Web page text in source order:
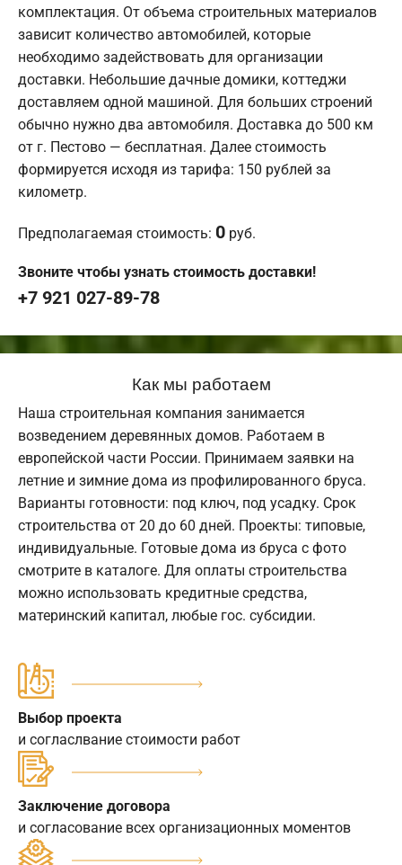
комплектация. От объема строительных материалов
зависит количество автомобилей, которые
необходимо задействовать для организации
доставки. Небольшие дачные домики, коттеджи
доставляем одной машиной. Для больших строений
обычно нужно два автомобиля. Доставка до 500 км
от г. Пестово — бесплатная. Далее стоимость
формируется исходя из тарифа: 150 рублей за
километр.
Предполагаемая стоимость: 0 руб.
Звоните чтобы узнать стоимость доставки!
+7 921 027-89-78
Как мы работаем
Наша строительная компания занимается
возведением деревянных домов. Работаем в
европейской части России. Принимаем заявки на
летние и зимние дома из профилированного бруса.
Варианты готовности: под ключ, под усадку. Срок
строительства от 20 до 60 дней. Проекты: типовые,
индивидуальные. Готовые дома из бруса с фото
смотрите в каталоге. Для оплаты строительства
можно использовать кредитные средства,
материнский капитал, любые гос. субсидии.
Выбор проекта
и согласлвание стоимости работ
Заключение договора
и согласование всех организационных моментов